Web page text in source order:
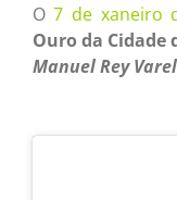
O 7 de xaneiro
Ouro da Cidade
Manuel Rey